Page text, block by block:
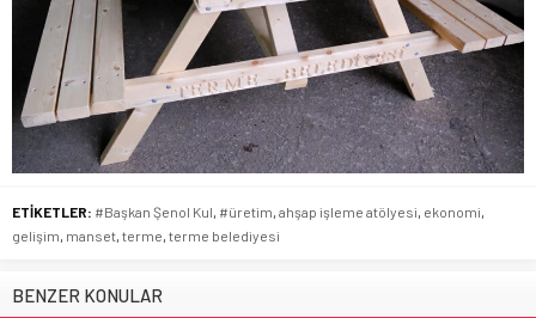
ETİKETLER: #Başkan Şenol Kul #üretim ahşap işleme atölyesi ekonomi
gelişim manset terme terme belediyesi
BENZER KONULAR